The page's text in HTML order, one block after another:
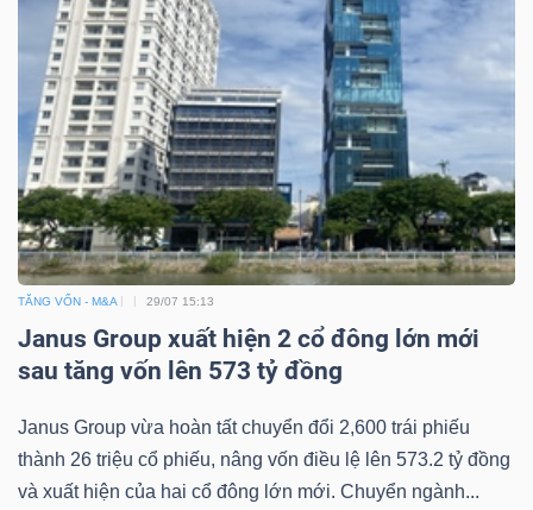
TĂNG VỐN - M&A 29/07 15:13
Janus Group xuất hiện 2 cổ đông lớn mới
sau tăng vốn lên 573 tỷ đồng
Janus Group vừa hoàn tất chuyển đổi 2,600 trái phiếu
thành 26 triệu cổ phiếu, nâng vốn điều lệ lên 573.2 tỷ đồng
và xuất hiện của hai cổ đông lớn mới. Chuyển ngành...